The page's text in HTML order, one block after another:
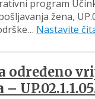
program
žena,
Nastavite
određeno